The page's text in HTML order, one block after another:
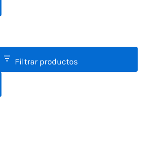
Filtrar productos